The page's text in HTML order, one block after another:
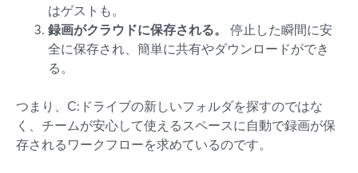
はゲストも。
録画がクラウドに保存される。
停止した瞬間に安
全に保存され、簡単に共有やダウンロードができ
る。
つまり、C:ドライブの新しいフォルダを探すのではな
く、チームが安心して使えるスペースに自動で録画が保
存されるワークフローを求めているのです。